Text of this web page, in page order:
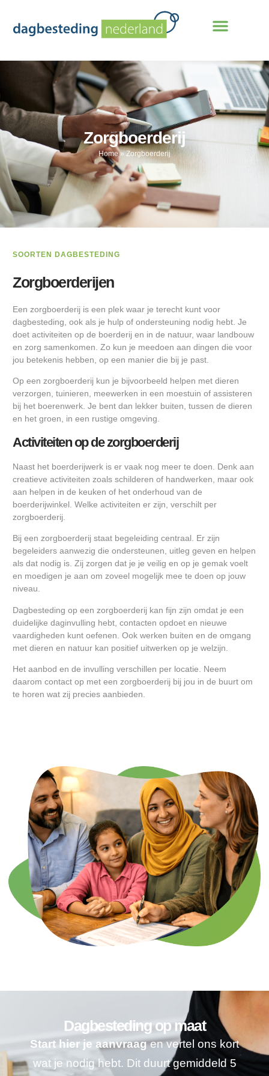
Zorgboerderij
Home»Zorgboerderij
SOORTEN DAGBESTEDING
Zorgboerderijen
Een zorgboerderij is een plek waar je terecht kunt voor
dagbesteding, ook als je hulp of ondersteuning nodig hebt. Je
doet activiteiten op de boerderij en in de natuur, waar landbouw
en zorg samenkomen. Zo kun je meedoen aan dingen die voor
jou betekenis hebben, op een manier die bij je past.
Op een zorgboerderij kun je bijvoorbeeld helpen met dieren
verzorgen, tuinieren, meewerken in een moestuin of assisteren
bij het boerenwerk. Je bent dan lekker buiten, tussen de dieren
en het groen, in een rustige omgeving.
Activiteiten op de zorgboerderij
Naast het boerderijwerk is er vaak nog meer te doen. Denk aan
creatieve activiteiten zoals schilderen of handwerken, maar ook
aan helpen in de keuken of het onderhoud van de
boerderijwinkel. Welke activiteiten er zijn, verschilt per
zorgboerderij.
Bij een zorgboerderij staat begeleiding centraal. Er zijn
begeleiders aanwezig die ondersteunen, uitleg geven en helpen
als dat nodig is. Zij zorgen dat je je veilig en op je gemak voelt
en moedigen je aan om zoveel mogelijk mee te doen op jouw
niveau.
Dagbesteding op een zorgboerderij kan fijn zijn omdat je een
duidelijke daginvulling hebt, contacten opdoet en nieuwe
vaardigheden kunt oefenen. Ook werken buiten en de omgang
met dieren en natuur kan positief uitwerken op je welzijn.
Het aanbod en de invulling verschillen per locatie. Neem
daarom contact op met een zorgboerderij bij jou in de buurt om
te horen wat zij precies aanbieden.
Dagbesteding op maat
Start hier je aanvraagen vertel ons kort
wat je nodig hebt. Dit duurt gemiddeld 5